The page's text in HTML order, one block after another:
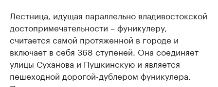
Лестница, идущая параллельно владивостокской
достопримечательности – фуникулеру,
считается самой протяженной в городе и
включает в себя 368 ступеней. Она соединяет
улицы Суханова и Пушкинскую и является
пешеходной дорогой-дублером фуникулера.